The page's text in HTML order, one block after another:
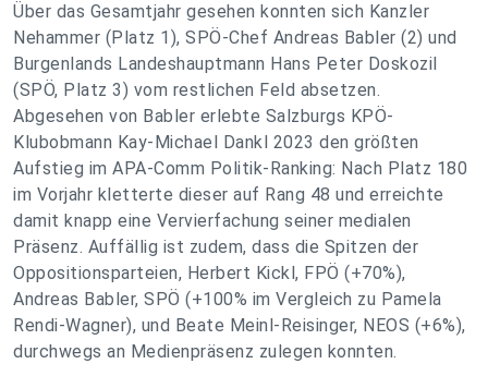
Über das Gesamtjahr gesehen konnten sich Kanzler
Nehammer (Platz 1), SPÖ-Chef Andreas Babler (2) und
Burgenlands Landeshauptmann Hans Peter Doskozil
(SPÖ, Platz 3) vom restlichen Feld absetzen.
Abgesehen von Babler erlebte Salzburgs KPÖ-
Klubobmann Kay-Michael Dankl 2023 den größten
Aufstieg im APA-Comm Politik-Ranking: Nach Platz 180
im Vorjahr kletterte dieser auf Rang 48 und erreichte
damit knapp eine Vervierfachung seiner medialen
Präsenz. Auffällig ist zudem, dass die Spitzen der
Oppositionsparteien, Herbert Kickl, FPÖ (+70%),
Andreas Babler, SPÖ (+100% im Vergleich zu Pamela
Rendi-Wagner), und Beate Meinl-Reisinger, NEOS (+6%),
durchwegs an Medienpräsenz zulegen konnten.